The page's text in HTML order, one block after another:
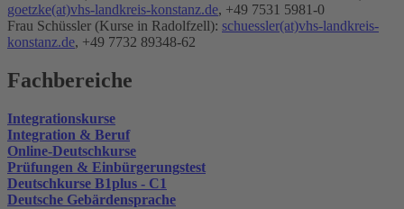
goetzke(at)vhs-landkreis-konstanz.de, +49 7531 5981-0
Frau Schüssler (Kurse in Radolfzell): schuessler(at)vhs-landkreis-
konstanz.de, +49 7732 89348-62
Fachbereiche
Integrationskurse
Integration & Beruf
Online-Deutschkurse
Prüfungen & Einbürgerungstest
Deutschkurse B1plus - C1
Deutsche Gebärdensprache